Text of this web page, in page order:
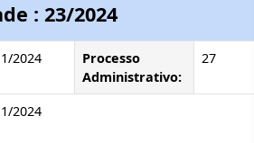
: 23/2024
2024
Processo
Administrativo:
27
2024